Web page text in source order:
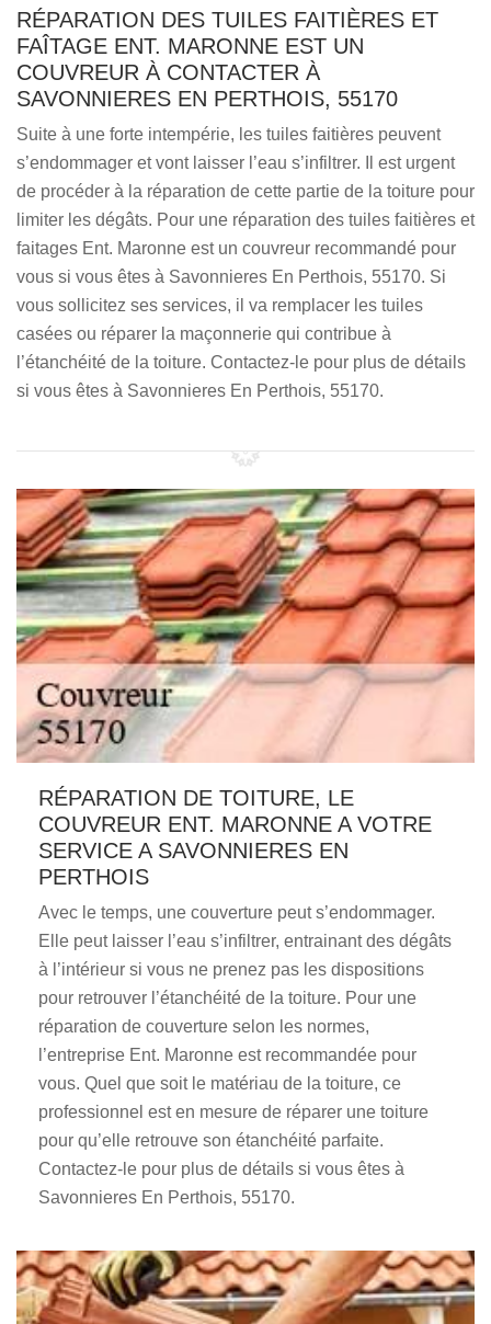
RÉPARATION DES TUILES FAITIÈRES ET
FAÎTAGE ENT. MARONNE EST UN
COUVREUR À CONTACTER À
SAVONNIERES EN PERTHOIS, 55170
Suite à une forte intempérie, les tuiles faitières peuvent
s’endommager et vont laisser l’eau s’infiltrer. Il est urgent
de procéder à la réparation de cette partie de la toiture pour
limiter les dégâts. Pour une réparation des tuiles faitières et
faitages Ent. Maronne est un couvreur recommandé pour
vous si vous êtes à Savonnieres En Perthois, 55170. Si
vous sollicitez ses services, il va remplacer les tuiles
casées ou réparer la maçonnerie qui contribue à
l’étanchéité de la toiture. Contactez-le pour plus de détails
si vous êtes à Savonnieres En Perthois, 55170.
RÉPARATION DE TOITURE, LE
COUVREUR ENT. MARONNE A VOTRE
SERVICE A SAVONNIERES EN
PERTHOIS
Avec le temps, une couverture peut s’endommager.
Elle peut laisser l’eau s’infiltrer, entrainant des dégâts
à l’intérieur si vous ne prenez pas les dispositions
pour retrouver l’étanchéité de la toiture. Pour une
réparation de couverture selon les normes,
l’entreprise Ent. Maronne est recommandée pour
vous. Quel que soit le matériau de la toiture, ce
professionnel est en mesure de réparer une toiture
pour qu’elle retrouve son étanchéité parfaite.
Contactez-le pour plus de détails si vous êtes à
Savonnieres En Perthois, 55170.